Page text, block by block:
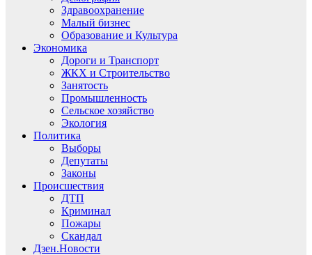
Здравоохранение
Малый бизнес
Образование и Культура
Экономика
Дороги и Транспорт
ЖКХ и Строительство
Занятость
Промышленность
Сельское хозяйство
Экология
Политика
Выборы
Депутаты
Законы
Происшествия
ДТП
Криминал
Пожары
Скандал
Дзен.Новости